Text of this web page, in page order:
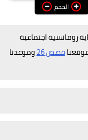
الحجم
رومانسيةاجتماعية
قصص 26 وموعدنا